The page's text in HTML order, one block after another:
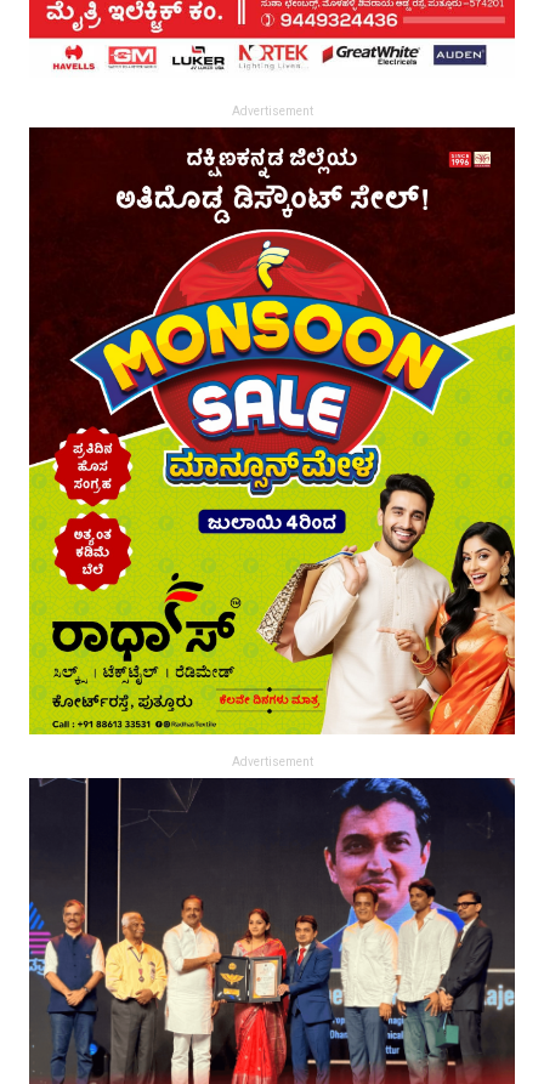
Advertisement
Advertisement